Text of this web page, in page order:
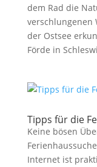
dem Rad die
verschlungenen
der Ostsee
Förde in
Tipps für die
Keine bösen
Internet ist